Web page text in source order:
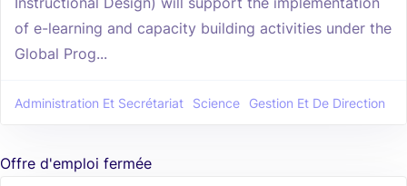
of e-learning and capacity building activities under the
Global Prog...
Administration Et Secrétariat Science Gestion Et De Direction
Offre d'emploi fermée